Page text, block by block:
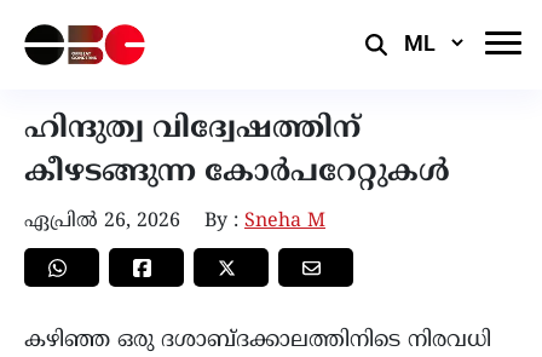
Select
ഹിന്ദുത്വ വിദ്വേഷത്തിന്
കീഴടങ്ങുന്ന കോർപറേറ്റുകൾ
ഏപ്രിൽ 26, 2026 By : Sneha M
കഴിഞ്ഞ ഒരു ദശാബ്ദക്കാലത്തിനിടെ നിരവധി